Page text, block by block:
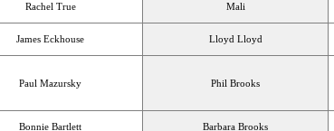
Rachel True Mali
James Eckhouse Lloyd Lloyd
Paul Mazursky Phil Brooks
Bonnie Bartlett
Barbara Brooks